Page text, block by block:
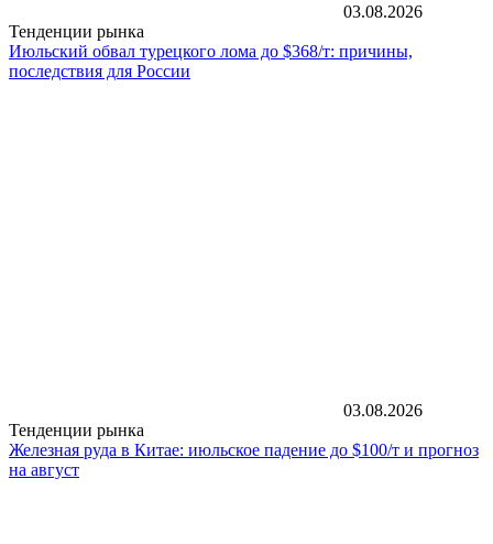
03.08.2026
Тенденции рынка
Июльский обвал турецкого лома до $368/т: причины,
последствия для России
03.08.2026
Тенденции рынка
Железная руда в Китае: июльское падение до $100/т и прогноз
на август